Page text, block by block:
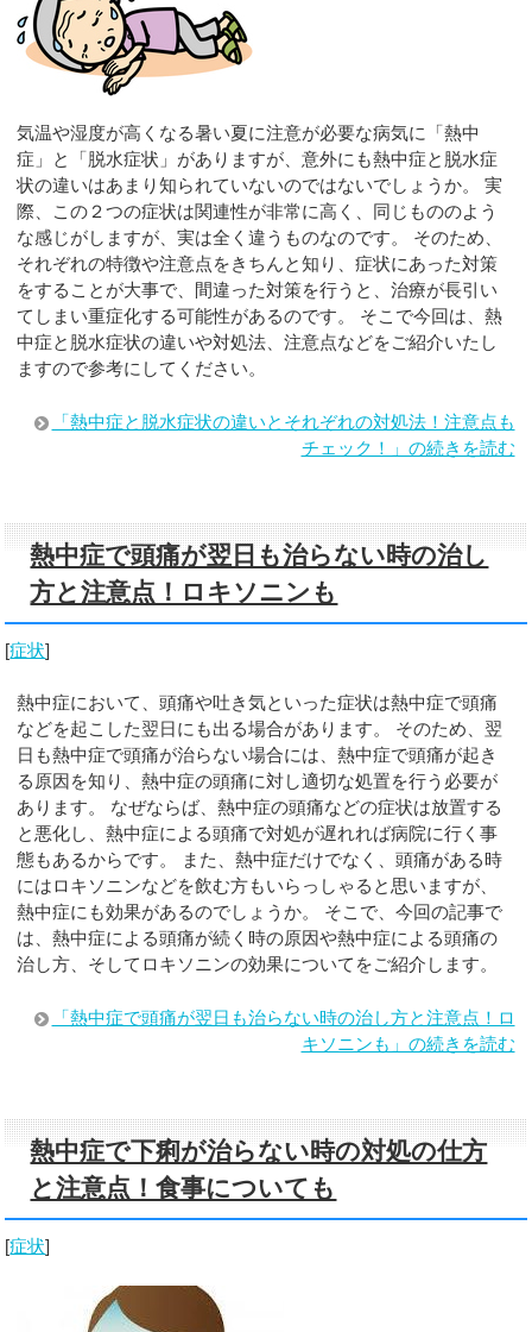
気温や湿度が高くなる暑い夏に注意が必要な病気に「熱中
症」と「脱水症状」がありますが、意外にも熱中症と脱水症
状の違いはあまり知られていないのではないでしょうか。 実
際、この２つの症状は関連性が非常に高く、同じもののよう
な感じがしますが、実は全く違うものなのです。 そのため、
それぞれの特徴や注意点をきちんと知り、症状にあった対策
をすることが大事で、間違った対策を行うと、治療が長引い
てしまい重症化する可能性があるのです。 そこで今回は、熱
中症と脱水症状の違いや対処法、注意点などをご紹介いたし
ますので参考にしてください。
「熱中症と脱水症状の違いとそれぞれの対処法！注意点も
チェック！」の続きを読む
熱中症で頭痛が翌日も治らない時の治し
方と注意点！ロキソニンも
[症状]
熱中症において、頭痛や吐き気といった症状は熱中症で頭痛
などを起こした翌日にも出る場合があります。 そのため、翌
日も熱中症で頭痛が治らない場合には、熱中症で頭痛が起き
る原因を知り、熱中症の頭痛に対し適切な処置を行う必要が
あります。 なぜならば、熱中症の頭痛などの症状は放置する
と悪化し、熱中症による頭痛で対処が遅れれば病院に行く事
態もあるからです。 また、熱中症だけでなく、頭痛がある時
にはロキソニンなどを飲む方もいらっしゃると思いますが、
熱中症にも効果があるのでしょうか。 そこで、今回の記事で
は、熱中症による頭痛が続く時の原因や熱中症による頭痛の
治し方、そしてロキソニンの効果についてをご紹介します。
「熱中症で頭痛が翌日も治らない時の治し方と注意点！ロ
キソニンも」の続きを読む
熱中症で下痢が治らない時の対処の仕方
と注意点！食事についても
[症状]